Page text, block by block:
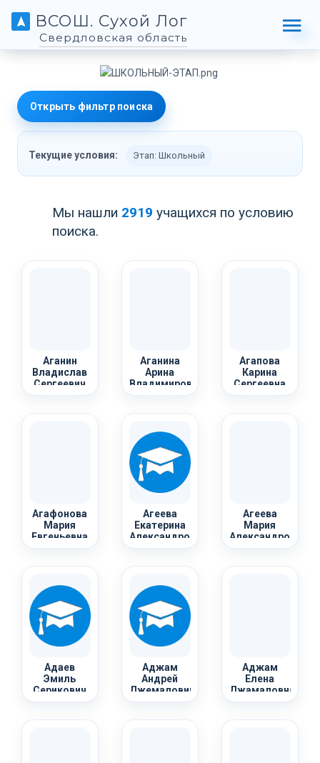
ВСОШ. Сухой Лог
Свердловская область
Открыть фильтр поиска
Текущие условия: Этап: Школьный
Мы нашли 2919 учащихся по условию
поиска.
Аганин
Владислав
Сергеевич
Аганина
Арина
Владимировна
Агапова
Карина
Сергеевна
Агафонова
Мария
Евгеньевна
Агеева
Екатерина
Александровна
Агеева
Мария
Александровна
Адаев
Эмиль
Серикович
Аджам
Андрей
Джемалович
Аджам
Елена
Джамаловна